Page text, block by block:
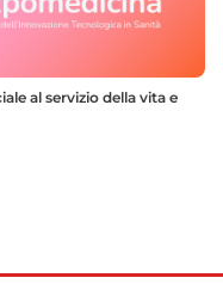
al servizio della vita e